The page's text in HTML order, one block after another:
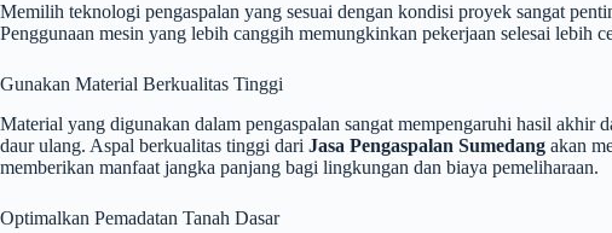
Memilih teknologi pengaspalan yang sesuai dengan kondisi proyek sangat
Penggunaan mesin yang lebih canggih memungkinkan pekerjaan selesai lebih
Gunakan Material Berkualitas Tinggi
Material yang digunakan dalam pengaspalan sangat mempengaruhi hasil akhir
daur ulang. Aspal berkualitas tinggi dari Jasa Pengaspalan Sumedang akan
memberikan manfaat jangka panjang bagi lingkungan dan biaya pemeliharaan.
Optimalkan Pemadatan Tanah Dasar